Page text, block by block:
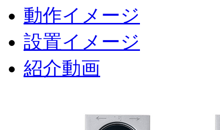
動作イメージ
設置イメージ
紹介動画